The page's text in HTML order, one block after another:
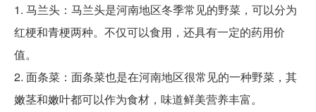
1. 马兰头：马兰头是河南地区冬季常见的野菜，可以分为
红梗和青梗两种。不仅可以食用，还具有一定的药用价
值。
2. 面条菜：面条菜也是在河南地区很常见的一种野菜，其
嫩茎和嫩叶都可以作为食材，味道鲜美营养丰富。